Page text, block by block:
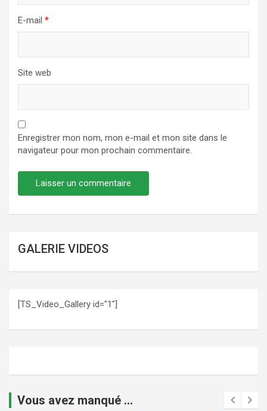
E-mail *
Site web
Enregistrer mon nom, mon e-mail et mon site dans le
navigateur pour mon prochain commentaire.
GALERIE VIDEOS
[TS_Video_Gallery id="1"]
Vous avez manqué ...